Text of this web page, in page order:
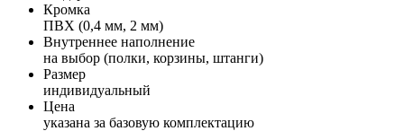
Кромка
ПВХ (0,4 мм, 2 мм)
Внутреннее наполнение
на выбор (полки, корзины, штанги)
Размер
индивидуальный
Цена
указана за базовую комплектацию